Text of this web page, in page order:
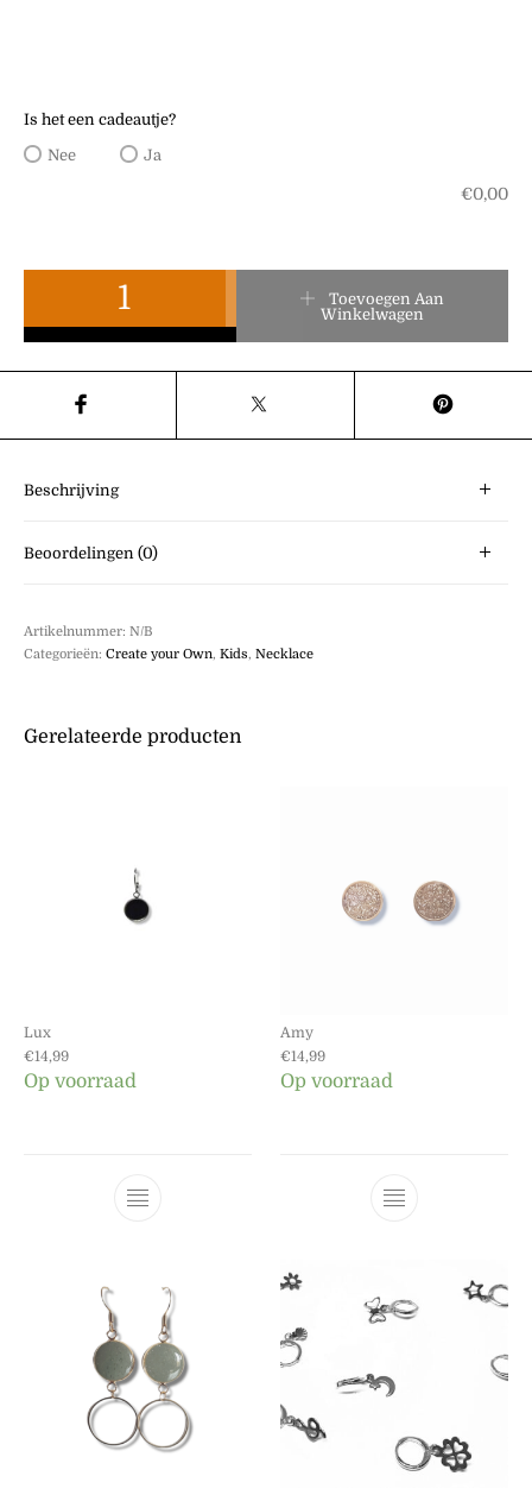
Is het een cadeautje?
Nee
Ja
€0,00
Toevoegen Aan
Winkelwagen
Beschrijving
Beoordelingen (0)
Artikelnummer:N/B
Categorieën:Create your Own,Kids,Necklace
Gerelateerde producten
Lux
€14,99
Op voorraad
Dit product heeft meerdere variaties.
Amy
€14,99
Op voorraad
Dit product